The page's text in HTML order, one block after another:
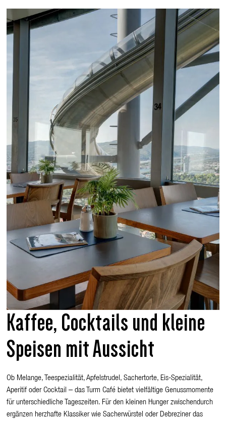
Kaffee, Cocktails und kleine
Speisen mit Aussicht
Ob Melange, Teespezialität, Apfelstrudel, Sachertorte, Eis-Spezialität,
Aperitif oder Cocktail – das Turm Café bietet vielfältige Genussmomente
für unterschiedliche Tageszeiten. Für den kleinen Hunger zwischendurch
ergänzen herzhafte Klassiker wie Sacherwürstel oder Debreziner das